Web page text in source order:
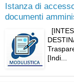
Istanza di
documenti
[Indi...